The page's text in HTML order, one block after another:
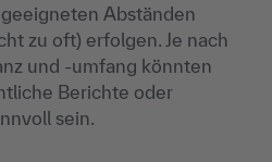
Abständen
zu oft) erfolgen. Je nach
und -umfang könnten
Berichte oder
sein.